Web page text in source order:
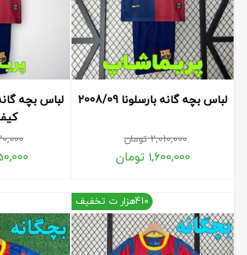
لباس بچه گانه بارسلونا 2008/09
2,010,000تومان
1,600,000 تومان
410هزار ت تخفیف